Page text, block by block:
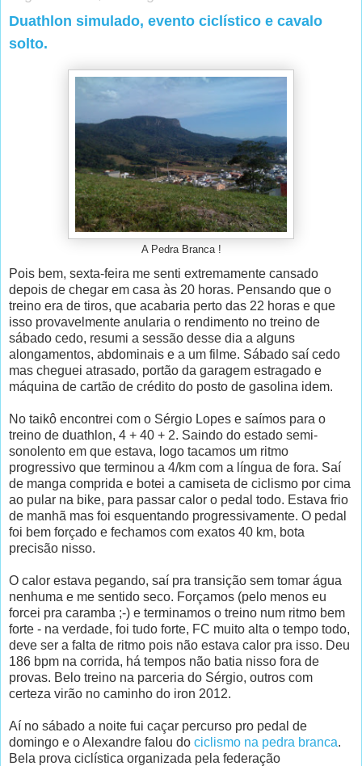
Duathlon simulado, evento ciclístico e cavalo
solto.
A Pedra Branca !
Pois bem, sexta-feira me senti extremamente cansado
depois de chegar em casa às 20 horas. Pensando que o
treino era de tiros, que acabaria perto das 22 horas e que
isso provavelmente anularia o rendimento no treino de
sábado cedo, resumi a sessão desse dia a alguns
alongamentos, abdominais e a um filme. Sábado saí cedo
mas cheguei atrasado, portão da garagem estragado e
máquina de cartão de crédito do posto de gasolina idem.
No taikô encontrei com o Sérgio Lopes e saímos para o
treino de duathlon, 4 + 40 + 2. Saindo do estado semi-
sonolento em que estava, logo tacamos um ritmo
progressivo que terminou a 4/km com a língua de fora. Saí
de manga comprida e botei a camiseta de ciclismo por cima
ao pular na bike, para passar calor o pedal todo. Estava frio
de manhã mas foi esquentando progressivamente. O pedal
foi bem forçado e fechamos com exatos 40 km, bota
precisão nisso.
O calor estava pegando, saí pra transição sem tomar água
nenhuma e me sentido seco. Forçamos (pelo menos eu
forcei pra caramba ;-) e terminamos o treino num ritmo bem
forte - na verdade, foi tudo forte, FC muito alta o tempo todo,
deve ser a falta de ritmo pois não estava calor pra isso. Deu
186 bpm na corrida, há tempos não batia nisso fora de
provas. Belo treino na parceria do Sérgio, outros com
certeza virão no caminho do iron 2012.
Aí no sábado a noite fui caçar percurso pro pedal de
domingo e o Alexandre falou do ciclismo na pedra branca.
Bela prova ciclística organizada pela federação